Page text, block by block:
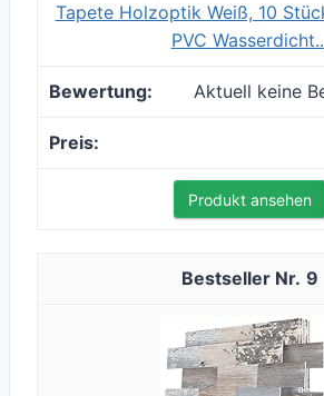
Tapete Holzoptik Weiß, 10
PVC
Aktuell keine
Produkt ansehen
9